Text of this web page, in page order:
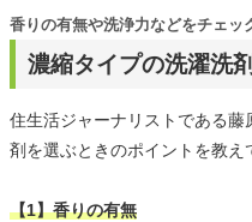
濃縮タイプの洗濯洗
香りの有無や洗浄力などをチェッ
住生活ジャーナリストである
剤を選ぶときのポイントを教え
【1】香りの有無